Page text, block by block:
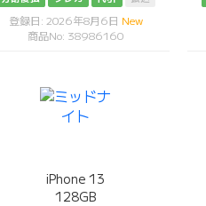
登録日: 2026年8月6日 New
商品No: 38986160
iPhone 13
128GB